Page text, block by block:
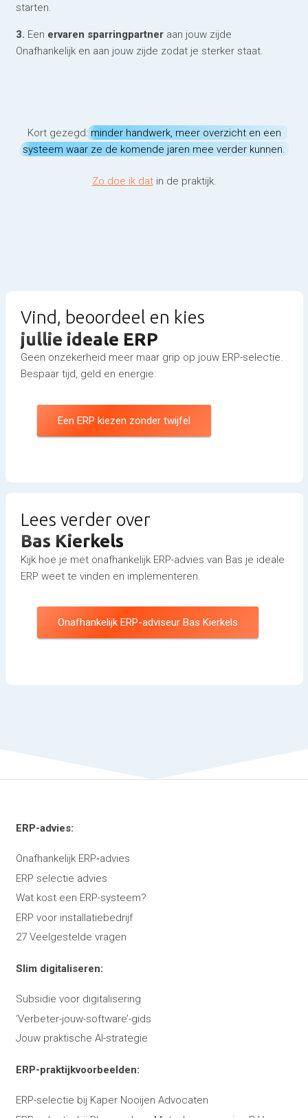
starten.
3. Een ervaren sparringpartneraan jouw zijde
Onafhankelijk en aan jouw zijde zodat je sterker staat.
Kort gezegd: minder handwerk, meer overzicht en een
systeem waar ze de komende jaren mee verder kunnen.
Zo doe ik datin de praktijk.
Vind, beoordeel en kies
jullie ideale ERP
Geen onzekerheid meer maar grip op jouw ERP-selectie.
Bespaar tijd, geld en energie:
Een ERP kiezen zonder twijfel
Lees verder over
Bas Kierkels
Kijk hoe je met onafhankelijk ERP-advies van Bas je ideale
ERP weet te vinden en implementeren.
Onafhankelijk ERP-adviseur Bas Kierkels
ERP-advies:
Onafhankelijk ERP‑advies
ERP selectie advies
Wat kost een ERP-systeem?
ERP voor installatiebedrijf
27 Veelgestelde vragen
Slim digitaliseren:
Subsidie voor digitalisering
‘Verbeter-jouw-software’-gids
Jouw praktische AI-strategie
ERP-praktijkvoorbeelden:
ERP-selectie bij Kaper Nooijen Advocaten